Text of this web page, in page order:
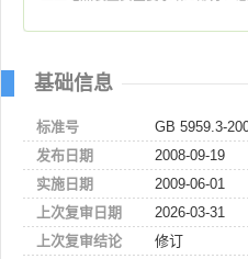
基础信息
标准号
GB 5959.3-
发布日期
2008-09-19
实施日期
2009-06-01
上次复审日期
2026-03-31
上次复审结论
修订